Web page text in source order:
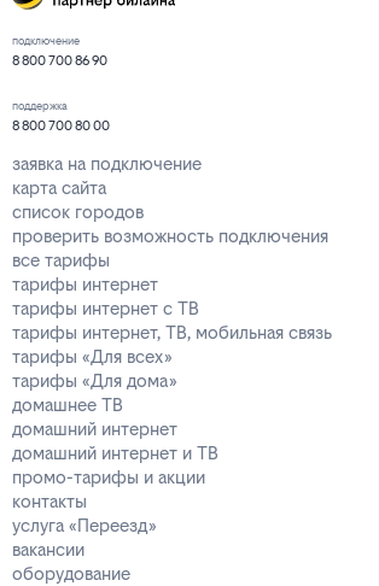
подключение
8 800 700 86 90
поддержка
8 800 700 80 00
заявка на подключение
карта сайта
список городов
проверить возможность подключения
все тарифы
тарифы интернет
тарифы интернет с ТВ
тарифы интернет, ТВ, мобильная связь
тарифы «Для всех»
тарифы «Для дома»
домашнее ТВ
домашний интернет
домашний интернет и ТВ
промо-тарифы и акции
контакты
услуга «Переезд»
вакансии
оборудование